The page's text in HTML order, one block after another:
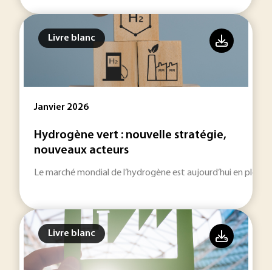
Livre blanc
Janvier 2026
Hydrogène vert : nouvelle stratégie,
nouveaux acteurs
Le marché mondial de l’hydrogène est aujourd’hui en
Livre blanc